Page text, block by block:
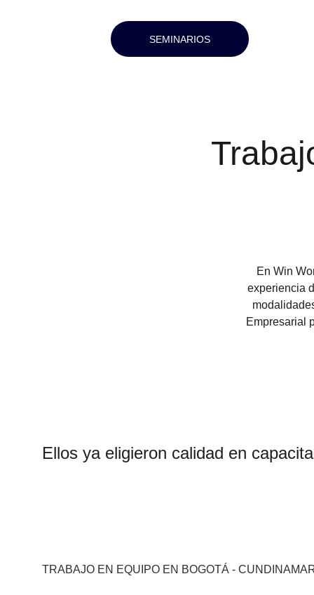
SEMINARIOS
En Win
experiencia
Empresarial
Ellos ya eligieron calidad en
TRABAJO EN EQUIPO EN BOGOTÁ -